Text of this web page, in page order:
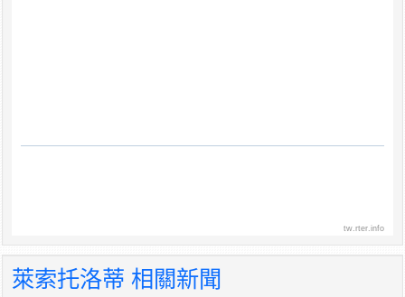
tw.rter.info
萊索托洛蒂 相關新聞